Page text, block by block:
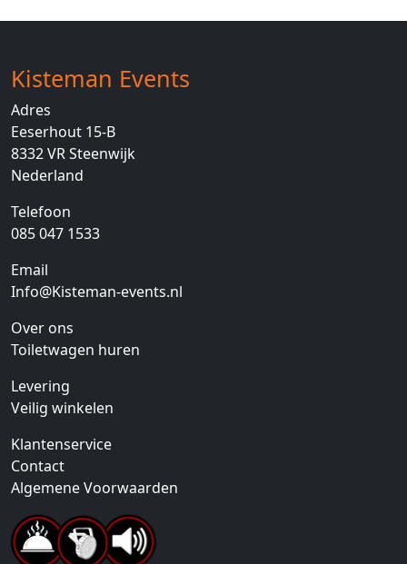
Kisteman Events
Adres
Eeserhout 15-B
8332 VRSteenwijk
Nederland
Telefoon
085 047 1533
Email
Info@Kisteman-events.nl
Over ons
Toiletwagen huren
Levering
Veilig winkelen
Klantenservice
Contact
Algemene Voorwaarden